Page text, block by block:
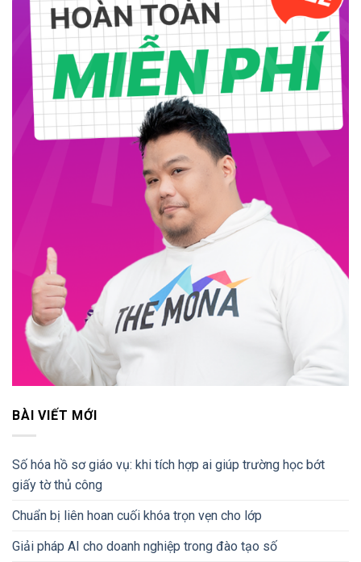
BÀI VIẾT MỚI
Số hóa hồ sơ giáo vụ: khi tích hợp ai giúp trường học bớt
giấy tờ thủ công
Chuẩn bị liên hoan cuối khóa trọn vẹn cho lớp
Giải pháp AI cho doanh nghiệp trong đào tạo số